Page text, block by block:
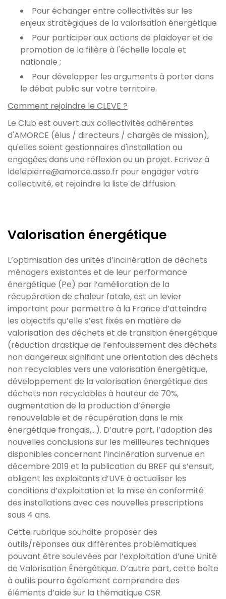
Pour échanger entre collectivités sur les
enjeux stratégiques de la valorisation énergétique
Pour participer aux actions de plaidoyer et de
promotion de la filière à l'échelle locale et
nationale ;
Pour développer les arguments à porter dans
le débat public sur votre territoire.
Comment rejoindre le CLEVE ?
Le Club est ouvert aux collectivités adhérentes
d'AMORCE (élus / directeurs / chargés de mission),
qu'elles soient gestionnaires d'installation ou
engagées dans une réflexion ou un projet. Ecrivez à
ldelepierre@amorce.asso.fr pour engager votre
collectivité, et rejoindre la liste de diffusion.
Valorisation énergétique
L’optimisation des unités d’incinération de déchets
ménagers existantes et de leur performance
énergétique (Pe) par l’amélioration de la
récupération de chaleur fatale, est un levier
important pour permettre à la France d’atteindre
les objectifs qu’elle s’est fixés en matière de
valorisation des déchets et de transition énergétique
(réduction drastique de l’enfouissement des déchets
non dangereux signifiant une orientation des déchets
non recyclables vers une valorisation énergétique,
développement de la valorisation énergétique des
déchets non recyclables à hauteur de 70%,
augmentation de la production d’énergie
renouvelable et de récupération dans le mix
énergétique français,...). D’autre part, l’adoption des
nouvelles conclusions sur les meilleures techniques
disponibles concernant l’incinération survenue en
décembre 2019 et la publication du BREF qui s’ensuit,
obligent les exploitants d’UVE à actualiser les
conditions d’exploitation et la mise en conformité
des installations avec ces nouvelles prescriptions
sous 4 ans.
Cette rubrique souhaite proposer des
outils/réponses aux différentes problématiques
pouvant être soulevées par l’exploitation d’une Unité
de Valorisation Énergétique. D’autre part, cette boîte
à outils pourra également comprendre des
éléments d’aide sur la thématique CSR.